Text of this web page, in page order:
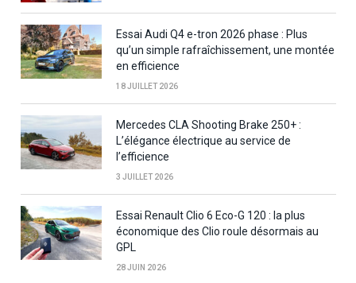
Essai Audi Q4 e-tron 2026 phase : Plus
qu’un simple rafraîchissement, une montée
en efficience
18 JUILLET 2026
Mercedes CLA Shooting Brake 250+ :
L’élégance électrique au service de
l’efficience
3 JUILLET 2026
Essai Renault Clio 6 Eco-G 120 : la plus
économique des Clio roule désormais au
GPL
28 JUIN 2026